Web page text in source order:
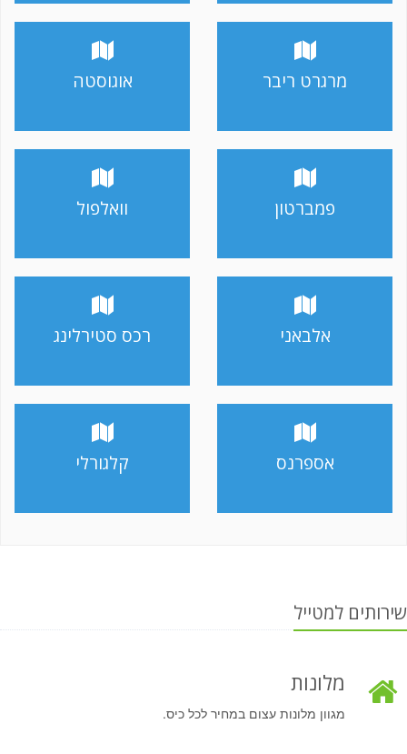
מרגרט ריבר אוגוסטה
פמברטון וואלפול
אלבאני רכס סטירלינג
אספרנס קלגורלי
שירותים למטייל
מלונות
מגוון מלונות עצום במחיר לכל כיס.